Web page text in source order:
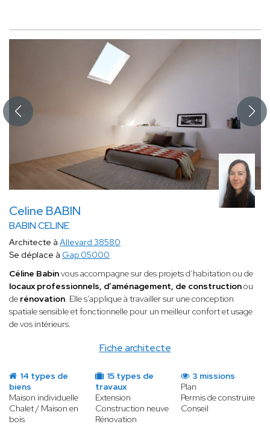
Celine BABIN
BABIN CELINE
Fiche architecte
Architecte à Allevard 38580
Se déplace à Gap 05000
Céline Babinvous accompagne sur des projets d’habitation ou de
locaux professionnels, d’aménagement, de constructionou
de rénovation. Elle s’applique à travailler sur une conception
spatiale sensible et fonctionnelle pour un meilleur confort et usage
de vos intérieurs.
14 types de
biens
Maison individuelle
Chalet / Maison en
bois
15 types de
travaux
Extension
Construction neuve
Rénovation
3 missions
Plan
Permis de construire
Conseil